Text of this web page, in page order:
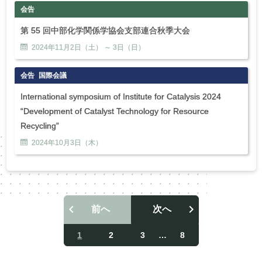
会告
第 55 回中部化学関係学協会支部連合秋季大会
2024年11月 2日（土） ～ 3日（日）
会告 国際会議
International symposium of Institute for Catalysis 2024
“Development of Catalyst Technology for Resource
Recycling”
2024年10月 3日（木）
投
ビ
前へ
1 2 3 … 8
次へ